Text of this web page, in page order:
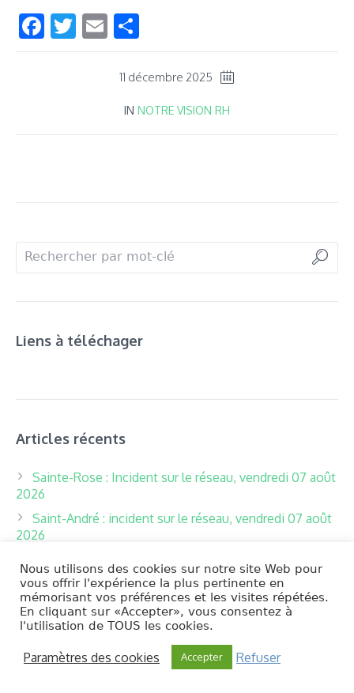
Facebook
Twitter
Email
11 décembre 2025
IN NOTRE VISION RH
Liens à téléchager
Articles récents
Sainte-Rose : Incident sur le réseau, vendredi 07 août
2026
Saint-André : incident sur le réseau, vendredi 07 août
2026
(07/08/2026)
Salazie (Village – Mare à Vieille Place – Mare à
Citrons) : dégradation de la qualité de l’eau (05/08/2026)
Salazie (secteur Hell-Bourg) : Dégradation de la
qualité de l’eau (05/08/2026)
Nous utilisons des cookies sur notre site Web pour
vous offrir l'expérience la plus pertinente en
mémorisant vos préférences et les visites répétées.
En cliquant sur «Accepter», vous consentez à
l'utilisation de TOUS les cookies.
Paramètres des cookies Accepter Refuser